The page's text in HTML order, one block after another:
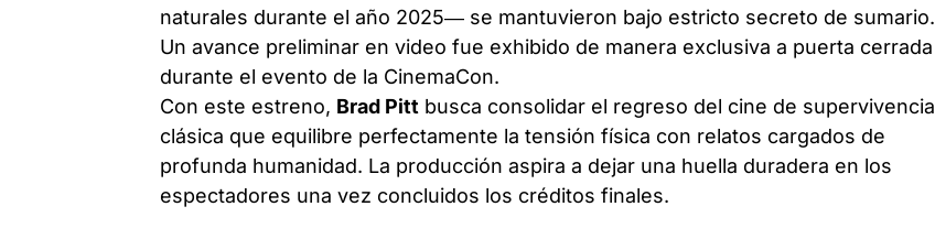
naturales durante el año 2025— se mantuvieron bajo estricto secreto de sumario.
Un avance preliminar en video fue exhibido de manera exclusiva a puerta cerrada
durante el evento de la CinemaCon.
Con este estreno, Brad Pitt busca consolidar el regreso del cine de supervivencia
clásica que equilibre perfectamente la tensión física con relatos cargados de
profunda humanidad. La producción aspira a dejar una huella duradera en los
espectadores una vez concluidos los créditos finales.